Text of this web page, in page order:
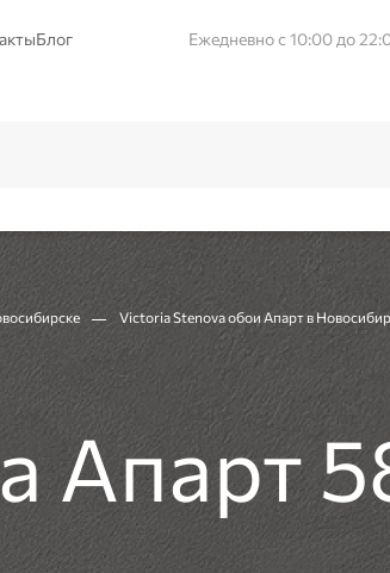
Блог Ежедневно с 10:00 до
Victoria Stenova обои Апарт в
Апарт